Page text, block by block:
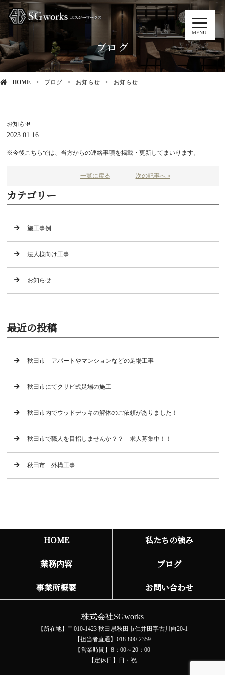
MENU
ブログ
HOME ブログ お知らせ お知らせ
お知らせ
2023.01.16
※今後こちらでは、当方からの連絡事項を掲載・更新してまいります。
一覧に戻る 次の記事へ »
カテゴリー
施工事例
法人様向け工事
お知らせ
最近の投稿
秋田市 アパートやマンションなどの足場工事
秋田市にてクサビ式足場の施工
秋田市内でウッドデッキの解体のご依頼がありました！
秋田市で職人を目指しませんか？？ 求人募集中！！
秋田市 外構工事
HOME 私たちの強み
業務内容 ブログ
事業所概要 お問い合わせ
株式会社SGworks
【所在地】〒010-1423 秋田県秋田市仁井田字古川向20-1
【担当者直通】018-800-2359
【営業時間】8：00～20：00
【定休日】日・祝